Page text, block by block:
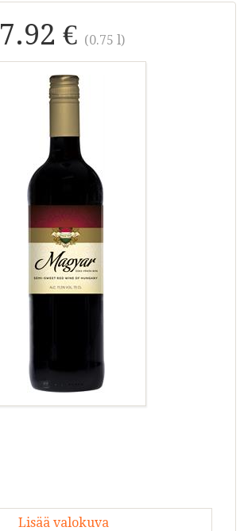
7.92 € (0.75 l)
Lisää valokuva